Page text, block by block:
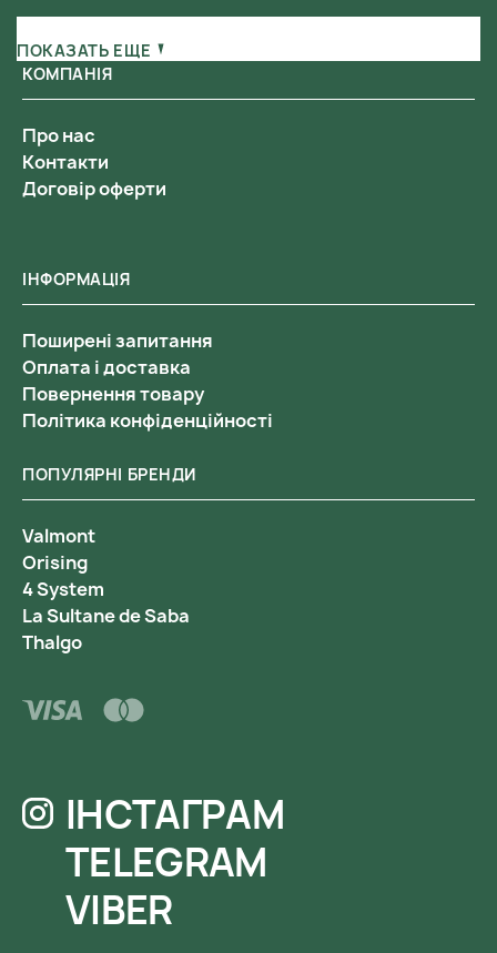
ПОКАЗАТЬ ЕЩЕ
ІНФОРМАЦІЯ
Поширені запитання
Оплата і доставка
Повернення товару
Політика конфіденційності
КОМПАНІЯ
Про нас
Контакти
Договір оферти
ПОПУЛЯРНІ БРЕНДИ
Valmont
Orising
4 System
La Sultane de Saba
Thalgo
ІНСТАГРАМ
TELEGRAM
VIBER